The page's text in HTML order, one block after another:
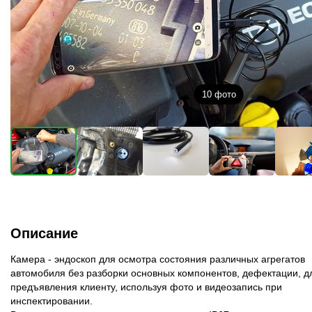
10 фото
Описание
Камера - эндоскоп для осмотра состояния различных агрегатов
автомобиля без разборки основных компонентов, дефектации,
предъявления клиенту, используя фото и видеозапись при
инспектировании.